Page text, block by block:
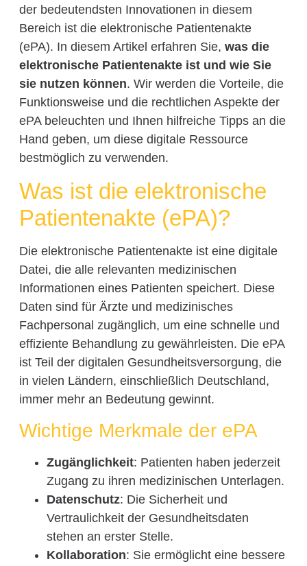
der bedeutendsten Innovationen in diesem
Bereich ist die elektronische Patientenakte
(ePA). In diesem Artikel erfahren Sie, was die
elektronische Patientenakte ist und wie Sie
sie nutzen können. Wir werden die Vorteile, die
Funktionsweise und die rechtlichen Aspekte der
ePA beleuchten und Ihnen hilfreiche Tipps an die
Hand geben, um diese digitale Ressource
bestmöglich zu verwenden.
Was ist die elektronische
Patientenakte (ePA)?
Die elektronische Patientenakte ist eine digitale
Datei, die alle relevanten medizinischen
Informationen eines Patienten speichert. Diese
Daten sind für Ärzte und medizinisches
Fachpersonal zugänglich, um eine schnelle und
effiziente Behandlung zu gewährleisten. Die ePA
ist Teil der digitalen Gesundheitsversorgung, die
in vielen Ländern, einschließlich Deutschland,
immer mehr an Bedeutung gewinnt.
Wichtige Merkmale der ePA
Zugänglichkeit: Patienten haben jederzeit
Zugang zu ihren medizinischen Unterlagen.
Datenschutz: Die Sicherheit und
Vertraulichkeit der Gesundheitsdaten
stehen an erster Stelle.
Kollaboration: Sie ermöglicht eine bessere